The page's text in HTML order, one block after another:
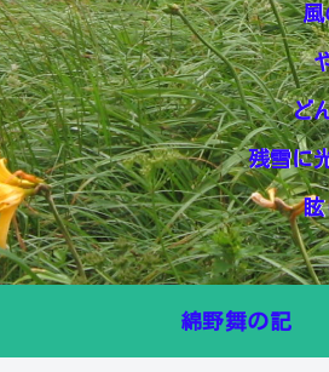
風
ど
残雪に
眩
綿野舞の記